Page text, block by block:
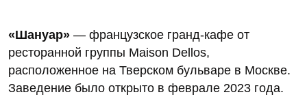
«Шануар» — французское гранд-кафе от
ресторанной группы Maison Dellos,
расположенное на Тверском бульваре в Москве.
Заведение было открыто в феврале 2023 года.